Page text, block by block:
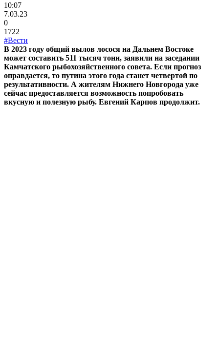
10:07
7.03.23
0
1722
#Вести
В 2023 году общий вылов лосося на Дальнем Востоке
может составить 511 тысяч тонн, заявили на заседании
Камчатского рыбохозяйственного совета. Если прогноз
оправдается, то путина этого года станет четвертой по
результативности. А жителям Нижнего Новгорода уже
сейчас предоставляется возможность попробовать
вкусную и полезную рыбу. Евгений Карпов продолжит.